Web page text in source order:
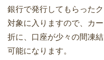
銀行で発行してもらった
対象に入りますので、カ
折に、口座が少々の間凍
可能になります。